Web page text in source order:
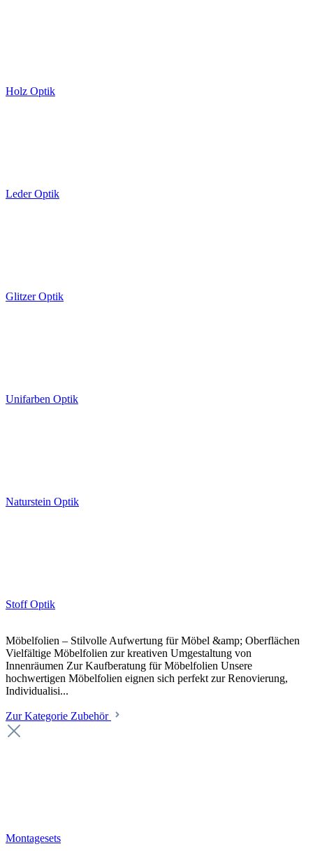
Holz Optik
Leder Optik
Glitzer Optik
Unifarben Optik
Naturstein Optik
Stoff Optik
Möbelfolien – Stilvolle Aufwertung für Möbel &amp; Oberflächen
Vielfältige Möbelfolien zur kreativen Umgestaltung von
Innenräumen Zur Kaufberatung für Möbelfolien Unsere
hochwertigen Möbelfolien eignen sich perfekt zur Renovierung,
Individualisi...
Zur Kategorie Zubehör
Montagesets